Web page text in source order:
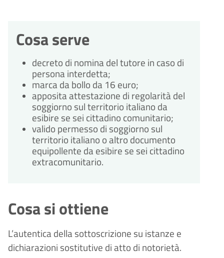
Cosa serve
decreto di nomina del tutore in caso di
persona interdetta;
marca da bollo da 16 euro;
apposita attestazione di regolarità del
soggiorno sul territorio italiano da
esibire se sei cittadino comunitario;
valido permesso di soggiorno sul
territorio italiano o altro documento
equipollente da esibire se sei cittadino
extracomunitario.
Cosa si ottiene
L’autentica della sottoscrizione su istanze e
dichiarazioni sostitutive di atto di notorietà.